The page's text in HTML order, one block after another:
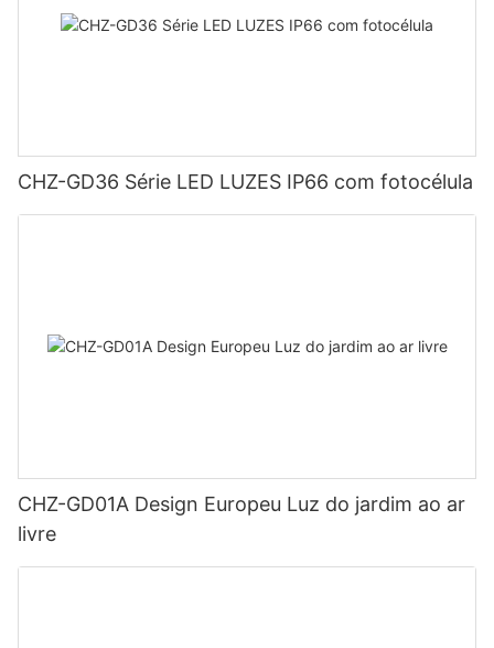
CHZ-GD36 Série LED LUZES IP66 com fotocélula
CHZ-GD01A Design Europeu Luz do jardim ao ar
livre